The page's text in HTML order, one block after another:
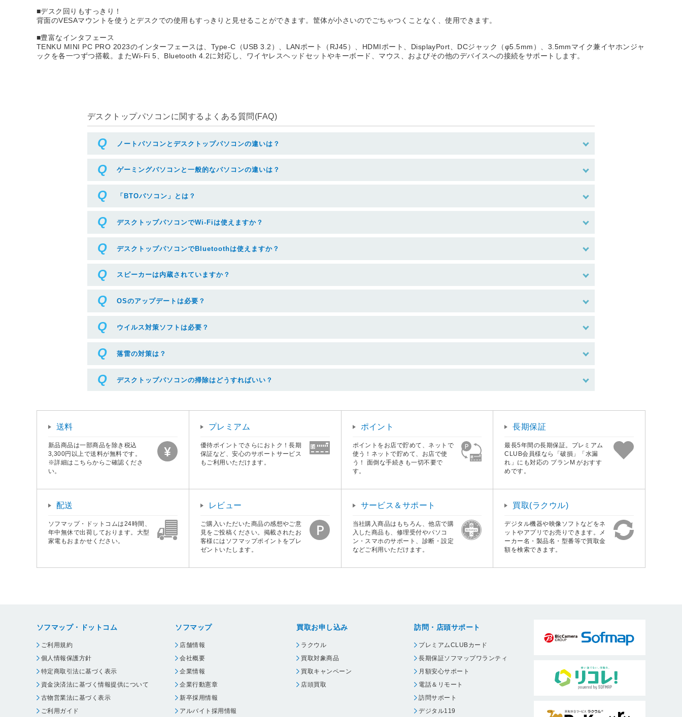
■デスク回りもすっきり！
背面のVESAマウントを使うとデスクでの使用もすっきりと見せることができます。筐体が小さいのでごちゃつくことなく、使用できます。
■豊富なインタフェース
TENKU MINI PC PRO 2023のインターフェースは、Type-C（USB 3.2）、LANポート（RJ45）、HDMIポート、DisplayPort、DCジャック（φ5.5mm）、3.5mmマイク兼イヤホンジャ
ックを各一つずつ搭載。またWi-Fi 5、Bluetooth 4.2に対応し、ワイヤレスヘッドセットやキーボード、マウス、およびその他のデバイスへの接続をサポートします。
デスクトップパソコンに関するよくある質問(FAQ)
ノートパソコンとデスクトップパソコンの違いは？
ゲーミングパソコンと一般的なパソコンの違いは？
「BTOパソコン」とは？
デスクトップパソコンでWi-Fiは使えますか？
デスクトップパソコンでBluetoothは使えますか？
スピーカーは内蔵されていますか？
OSのアップデートは必要？
ウイルス対策ソフトは必要？
落雷の対策は？
デスクトップパソコンの掃除はどうすればいい？
送料
新品商品は一部商品を除き税込
3,300円以上で送料が無料です。
※詳細はこちらからご確認くださ
い。
プレミアム
優待ポイントでさらにおトク！長期
保証など、安心のサポートサービス
もご利用いただけます。
ポイント
ポイントをお店で貯めて、ネットで
使う！ネットで貯めて、お店で使
う！ 面倒な手続きも一切不要で
す。
長期保証
最長5年間の長期保証。プレミアム
CLUB会員様なら「破損」「水漏
れ」にも対応の プランM がおすす
めです。
配送
ソフマップ・ドットコムは24時間、
年中無休で出荷しております。大型
家電もおまかせください。
レビュー
ご購入いただいた商品の感想やご意
見をご投稿ください。掲載されたお
客様にはソフマップポイントをプレ
ゼントいたします。
サービス＆サポート
当社購入商品はもちろん、他店で購
入した商品も、修理受付やパソコ
ン・スマホのサポート、診断・設定
などご利用いただけます。
買取(ラクウル)
デジタル機器や映像ソフトなどをネ
ットやアプリでお売りできます。メ
ーカー名・製品名・型番等で買取金
額を検索できます。
ソフマップ・ドットコム
ご利用規約
個人情報保護方針
特定商取引法に基づく表示
資金決済法に基づく情報提供について
古物営業法に基づく表示
ご利用ガイド
ソフマップ
店舗情報
会社概要
企業情報
企業行動憲章
新卒採用情報
アルバイト採用情報
買取お申し込み
ラクウル
買取対象商品
買取キャンペーン
店頭買取
訪問・店頭サポート
プレミアムCLUBカード
長期保証ソフマップワランティ
月額安心サポート
電話＆リモート
訪問サポート
デジタル119